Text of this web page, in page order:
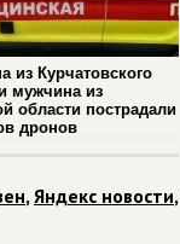
из Курчатовского
мужчина из
области пострадали
дронов
,Яндекс новости,